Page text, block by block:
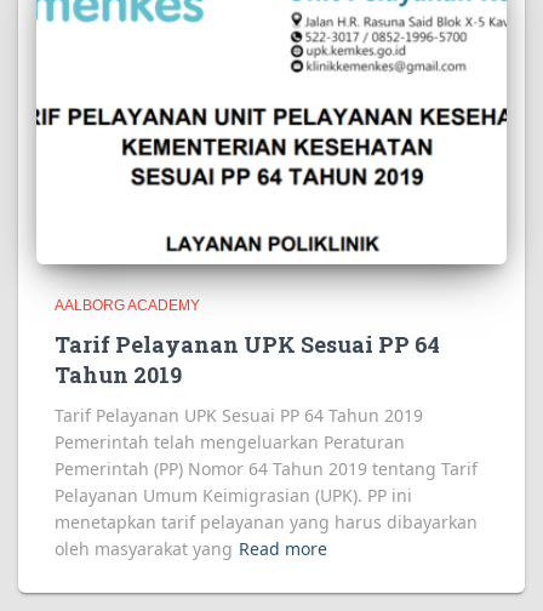
AALBORG ACADEMY
Tarif Pelayanan UPK Sesuai PP 64
Tahun 2019
Tarif Pelayanan UPK Sesuai PP 64 Tahun 2019
Pemerintah telah mengeluarkan Peraturan
Pemerintah (PP) Nomor 64 Tahun 2019 tentang Tarif
Pelayanan Umum Keimigrasian (UPK). PP ini
menetapkan tarif pelayanan yang harus dibayarkan
oleh masyarakat yang Read more